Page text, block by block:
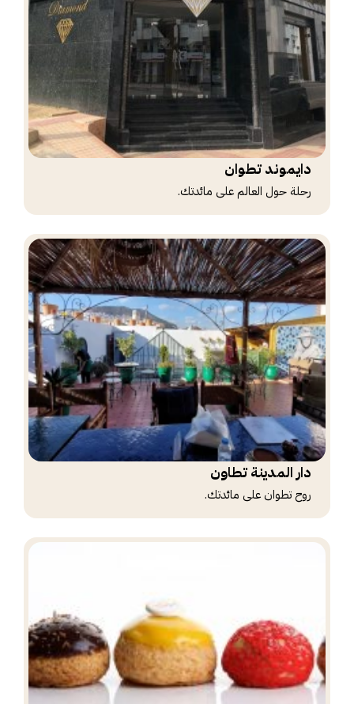
دايموند تطوان
رحلة حول العالم على مائدتك.
دار المدينة تطاون
روح تطوان على مائدتك.